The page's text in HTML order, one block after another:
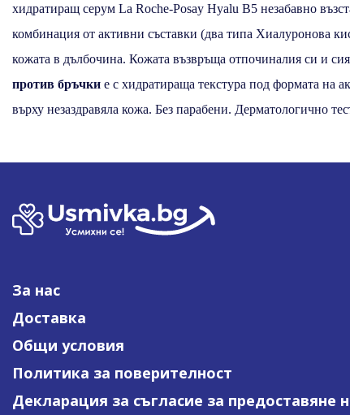
хидратиращ серум La Roche-Posay Hyalu B5 незабавно
комбинация от активни съставки (два типа Хиалуронова
кожата в дълбочина. Кожата възвръща отпочиналия си и
против бръчки е с хидратираща текстура под формата на
върху незаздравяла кожа. Без парабени. Дерматологично
За нас
Доставка
Общи условия
Политика за поверителност
Декларация за съгласие за предоставяне